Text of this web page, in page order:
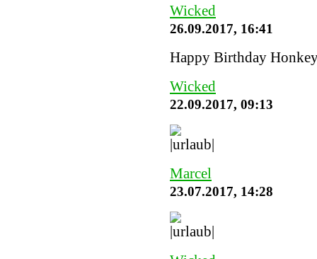
Wicked
26.09.2017, 16:41
Happy Birthday
Wicked
22.09.2017, 09:13
Marcel
23.07.2017, 14:28